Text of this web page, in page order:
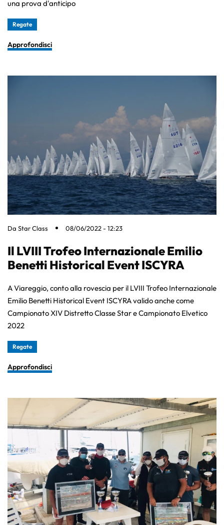
una prova d'anticipo
Regate
Approfondisci
Da Star Class 08/06/2022 - 12:23
Il LVIII Trofeo Internazionale Emilio
Benetti Historical Event ISCYRA
A Viareggio, conto alla rovescia per il LVIII Trofeo Internazionale
Emilio Benetti Historical Event ISCYRA valido anche come
Campionato XIV Distretto Classe Star e Campionato Elvetico
2022
Regate
Approfondisci